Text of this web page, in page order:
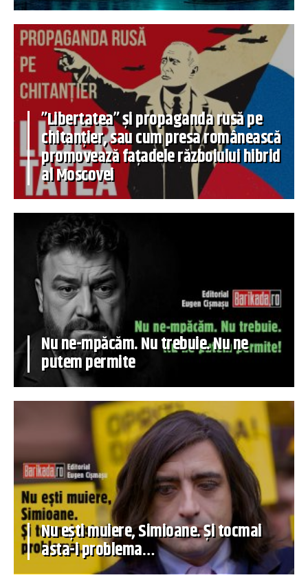
”Libertatea” și propaganda rusă pe
chitanțier, sau cum presa românească
promovează fațadele războiului hibrid
al Moscovei
Nu ne-mpăcăm. Nu trebuie. Nu ne
putem permite
Nu ești muiere, Simioane. Și tocmai
asta-i problema…